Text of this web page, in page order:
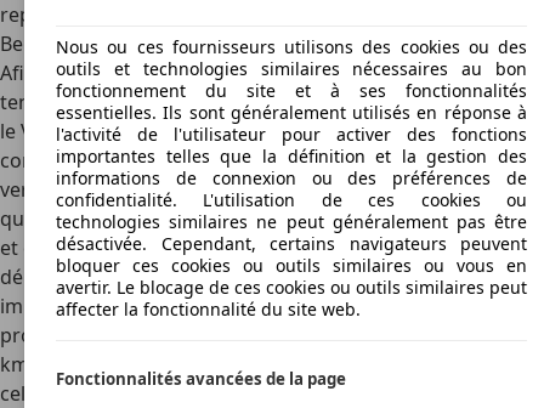
reprises les 24 heures du Mans, de 1924 à 1930.
Bentley Mulsanne, fidèle à ses origines
Afin de satisfaire les puristes, les ingénieurs de Bentley ont
tenu à intégrer un V8 6,75 litres. Ce n'est évidemment plus
le V8 des années 80, puisqu'il ne répondrait pas aux
contraintes environnementales actuelles, il s'agit d'une
version intégralement repensée par les ingénieurs d'Audi,
qui lui ont intégré de nombreuses technologies récentes
et deux imposants turbos. Le V8 biturbo de 6,75 litres
délivre une puissance de 505 chevaux, avec un couple très
important de 1020 Nm. Ce moteur est capable de
propulser les 2685 kg de la Bentley Mulsanne de 0 à 100
km/h en 5,1 secondes. Avec des performances identiques à
celles de sportives pesant la moitié de son poids, la
Nous ou ces fournisseurs utilisons des cookies ou des
outils et technologies similaires nécessaires au bon
fonctionnement du site et à ses fonctionnalités
essentielles. Ils sont généralement utilisés en réponse à
l'activité de l'utilisateur pour activer des fonctions
importantes telles que la définition et la gestion des
informations de connexion ou des préférences de
confidentialité. L'utilisation de ces cookies ou
technologies similaires ne peut généralement pas être
désactivée. Cependant, certains navigateurs peuvent
bloquer ces cookies ou outils similaires ou vous en
avertir. Le blocage de ces cookies ou outils similaires peut
affecter la fonctionnalité du site web.
Fonctionnalités avancées de la page